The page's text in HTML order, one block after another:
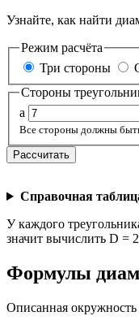
Узнайте, как найти
Режим расчёта
Три стороны
Стороны
a
Все стороны должны
Рассчитать
Справочная
У каждого
значит вычислить D =
Формулы
Описанная окружность